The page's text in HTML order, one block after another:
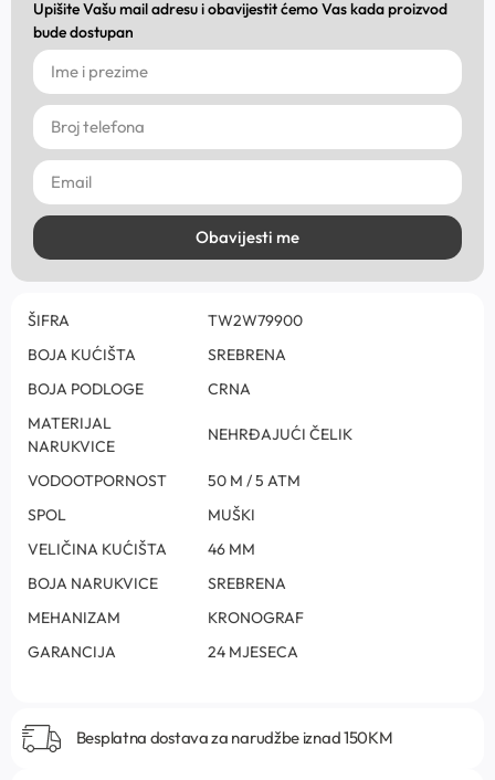
Upišite Vašu mail adresu i obavijestit ćemo Vas kada proizvod
bude dostupan
Obavijesti me
ŠIFRA
TW2W79900
BOJA KUĆIŠTA
SREBRENA
BOJA PODLOGE
CRNA
MATERIJAL
NARUKVICE
NEHRĐAJUĆI ČELIK
VODOOTPORNOST
50 M / 5 ATM
SPOL
MUŠKI
VELIČINA KUĆIŠTA
46 MM
BOJA NARUKVICE
SREBRENA
MEHANIZAM
KRONOGRAF
GARANCIJA
24 MJESECA
Besplatna dostava za narudžbe iznad 150KM